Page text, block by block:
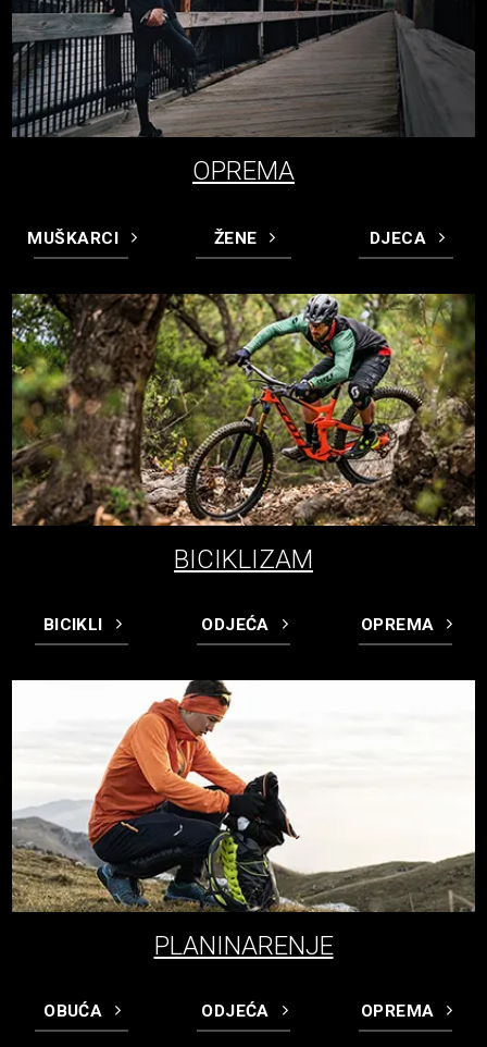
OPREMA
MUŠKARCI ŽENE DJECA
BICIKLIZAM
BICIKLI ODJEĆA OPREMA
PLANINARENJE
OBUĆA ODJEĆA OPREMA